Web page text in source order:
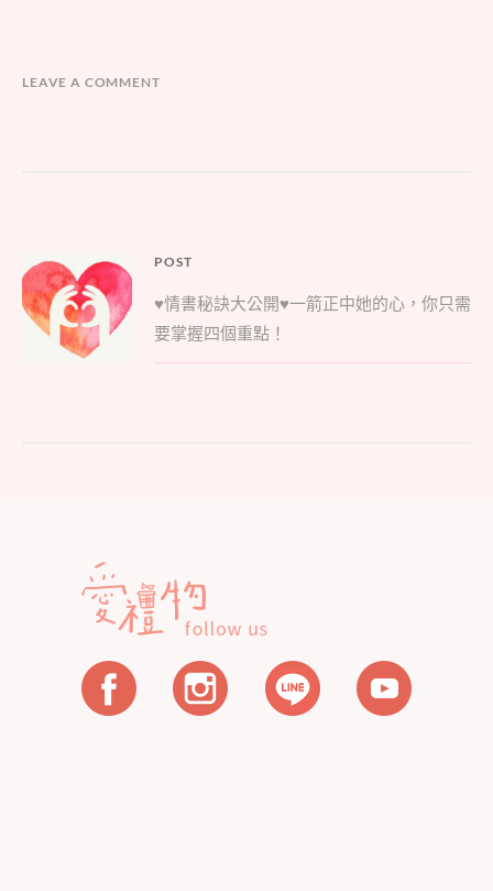
LEAVE A COMMENT
文
章
導
POST
Parent
post:
♥情書秘訣大公開♥一箭正中她的心，你只需
要掌握四個重點！